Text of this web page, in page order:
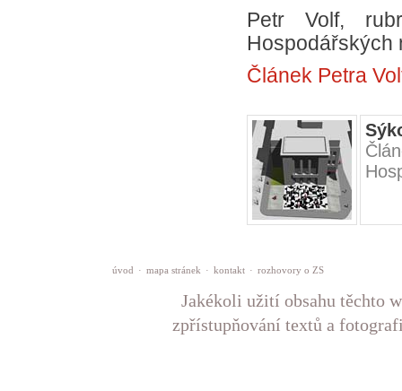
Petr Volf,
Hospodářských
Článek Petra
úvod · mapa stránek · kontakt · rozhovory o ZS
Jakékoli užití obsahu těchto
zpřístupňování textů a